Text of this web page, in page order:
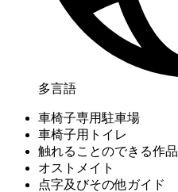
多言語
車椅子専用駐車場
車椅子用トイレ
触れることのできる作品
オストメイト
点字及びその他ガイド